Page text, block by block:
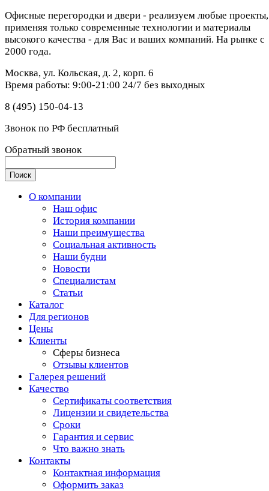
Офисные перегородки и двери - реализуем любые проекты,
применяя только современные технологии и материалы
высокого качества - для Вас и ваших компаний. На рынке с
2000 года.
Москва, ул. Кольская, д. 2, корп. 6
Время работы: 9:00-21:00 24/7 без выходных
8 (495) 150-04-13
Звонок по РФ бесплатный
Обратный звонок
О компании
Наш офис
История компании
Наши преимущества
Социальная активность
Наши будни
Новости
Специалистам
Статьи
Каталог
Для регионов
Цены
Клиенты
Сферы бизнеса
Отзывы клиентов
Галерея решений
Качество
Сертификаты соответствия
Лицензии и свидетельства
Сроки
Гарантия и сервис
Что важно знать
Контакты
Контактная информация
Оформить заказ